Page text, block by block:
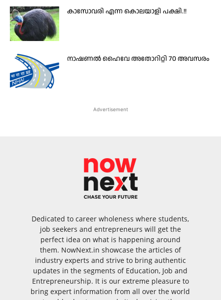
കാസോവരി എന്ന കൊലയാളി പക്ഷി.!!
നാഷണൽ ഹൈവേ അതോറിറ്റി 70 അവസരം
Advertisement
Dedicated to career wholeness where students,
job seekers and entrepreneurs will get the
perfect idea on what is happening around
them. NowNext.in showcase the articles of
industry experts and strive to bring authentic
updates in the segments of Education, Job and
Entrepreneurship. It is our extreme pleasure to
bring expert information from all over the world